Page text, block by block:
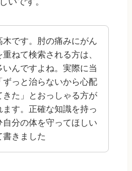
木です。肘の痛みにがん
ねて検索される方は、
いんですよね。実際に当
ずっと治らないから心配
きた」とおっしゃる方が
ます。正確な知識を持っ
自分の体を守ってほしい
書きました